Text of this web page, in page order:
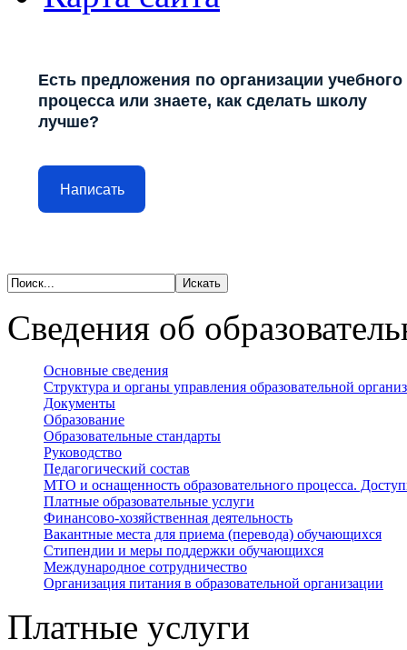
Есть предложения по организации учебного
процесса или знаете, как сделать школу
лучше?
Написать
Сведения об
Основные сведения
Структура и органы управления образовательной
Документы
Образование
Образовательные стандарты
Руководство
Педагогический состав
МТО и оснащенность образовательного процесса.
Платные образовательные услуги
Финансово-хозяйственная деятельность
Вакантные места для приема (перевода) обучающихся
Стипендии и меры поддержки обучающихся
Международное сотрудничество
Организация питания в образовательной организации
Платные услуги